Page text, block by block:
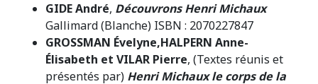
GIDE André, Découvrons Henri Michaux
Gallimard (Blanche) ISBN : 2070227847
GROSSMAN Évelyne,HALPERN Anne-
Élisabeth et VILAR Pierre, (Textes réunis et
présentés par) Henri Michaux le corps de la